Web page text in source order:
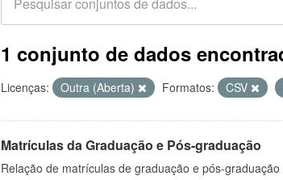
1 conjunto de dados
Licenças: Outra (Aberta) Formatos: CSV
Matrículas da Graduação e Pós-graduação
Relação de matrículas de graduação e pós-graduação